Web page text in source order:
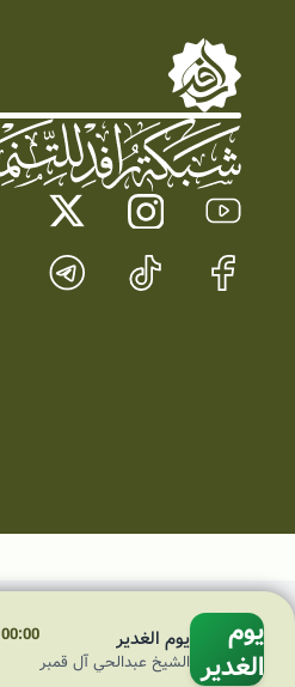
يوم
الغدير
يوم الغدير
الشيخ عبدالحي آل قمبر
00:00